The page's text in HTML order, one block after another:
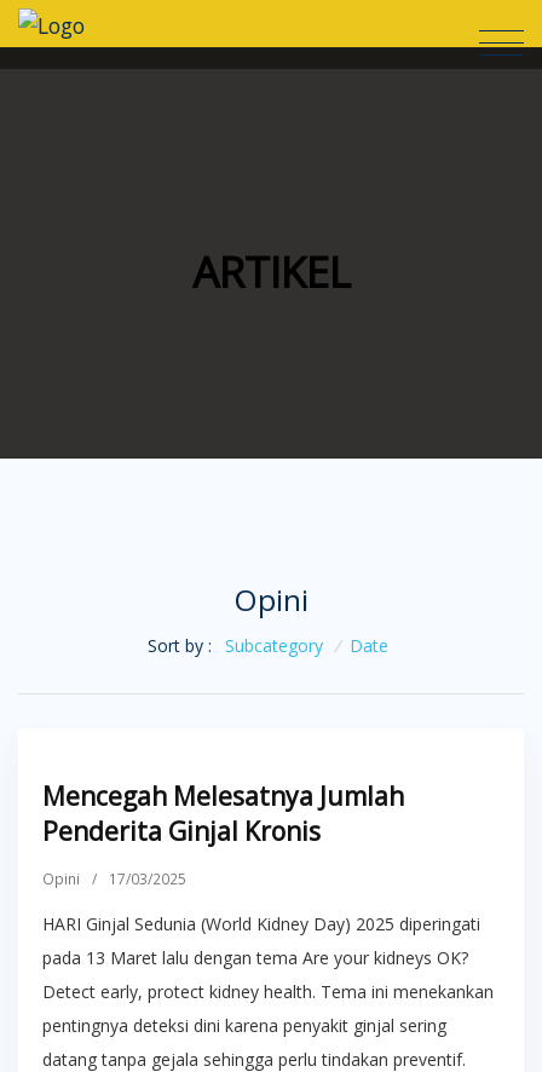
ARTIKEL
Opini
Sort by : Subcategory / Date
Mencegah Melesatnya Jumlah
Penderita Ginjal Kronis
Opini / 17/03/2025
HARI Ginjal Sedunia (World Kidney Day) 2025 diperingati
pada 13 Maret lalu dengan tema Are your kidneys OK?
Detect early, protect kidney health. Tema ini menekankan
pentingnya deteksi dini karena penyakit ginjal sering
datang tanpa gejala sehingga perlu tindakan preventif.